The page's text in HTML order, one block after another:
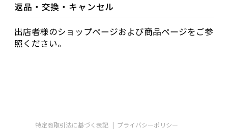
返品・交換・キャンセル
出店者様のショップページおよび商品ページをご参
照ください。
特定商取引法に基づく表記 プライバシーポリシー